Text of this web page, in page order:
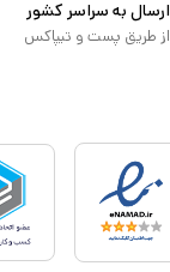
ارسال به سراسر کشور
از طریق پست و تیپاکس